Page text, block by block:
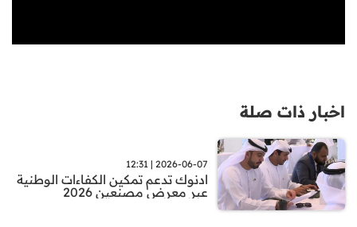
اخبار ذات صلة
2026-06-07 | 12:31
ادنوك تدعم تمكين الكفاءات الوطنية
عبر معرض مصنعين 2026